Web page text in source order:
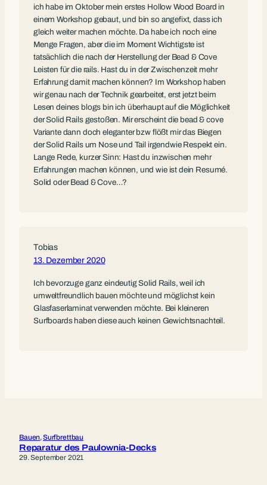
ich habe im Oktober mein erstes Hollow Wood Board in
einem Workshop gebaut, und bin so angefixt, dass ich
gleich weiter machen möchte. Da habe ich noch eine
Menge Fragen, aber die im Moment Wichtigste ist
tatsächlich die nach der Herstellung der Bead & Cove
Leisten für die rails. Hast du in der Zwischenzeit mehr
Erfahrung damit machen können? Im Workshop haben
wir genau nach der Technik gearbeitet, erst jetzt beim
Lesen deines blogs bin ich überhaupt auf die Möglichkeit
der Solid Rails gestoßen. Mir erscheint die bead & cove
Variante dann doch eleganter bzw flößt mir das Biegen
der Solid Rails um Nose und Tail irgendwie Respekt ein.
Lange Rede, kurzer Sinn: Hast du inzwischen mehr
Erfahrungen machen können, und wie ist dein Resumé.
Solid oder Bead & Cove…?
Tobias
13. Dezember 2020
Ich bevorzuge ganz eindeutig Solid Rails, weil ich
umweltfreundlich bauen möchte und möglichst kein
Glasfaserlaminat verwenden möchte. Bei kleineren
Surfboards haben diese auch keinen Gewichtsnachteil.
Bauen, Surfbrettbau
Reparatur des Paulownia-Decks
29. September 2021